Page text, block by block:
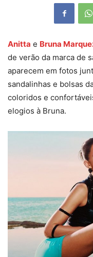
Anitta e Bruna
de verão da marca de
aparecem em fotos
sandalinhas e bolsas
coloridos e
elogios à Bruna.